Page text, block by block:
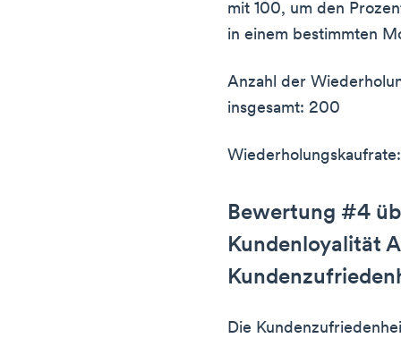
mit 100, um den
in einem bestimmten
Anzahl der
insgesamt: 200
Bewertung #4
Kundenloyalität
Die